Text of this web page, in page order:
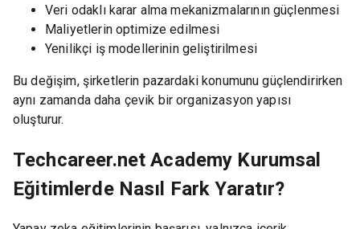
Veri odaklı karar alma mekanizmalarının güçlenmesi
Maliyetlerin optimize edilmesi
Yenilikçi iş modellerinin geliştirilmesi
Bu değişim, şirketlerin pazardaki konumunu güçlendirirken
aynı zamanda daha çevik bir organizasyon yapısı
oluşturur.
Techcareer.net Academy Kurumsal
Eğitimlerde Nasıl Fark Yaratır?